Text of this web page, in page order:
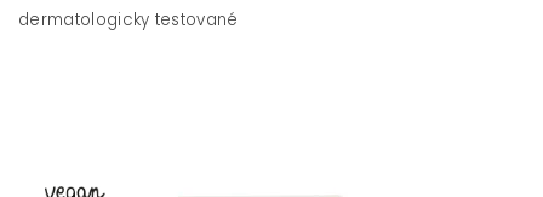
dermatologicky testované